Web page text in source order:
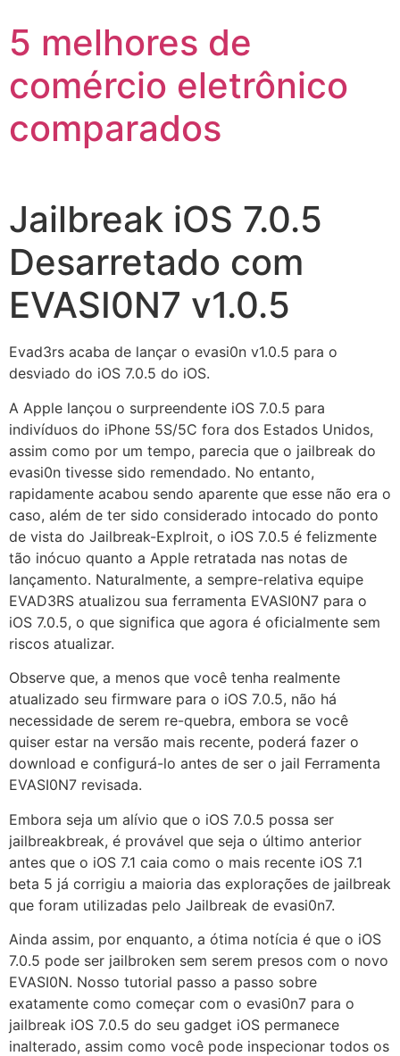
5 melhores de
comércio eletrônico
comparados
Jailbreak iOS 7.0.5
Desarretado com
EVASI0N7 v1.0.5
Evad3rs acaba de lançar o evasi0n v1.0.5 para o
desviado do iOS 7.0.5 do iOS.
A Apple lançou o surpreendente iOS 7.0.5 para
indivíduos do iPhone 5S/5C fora dos Estados Unidos,
assim como por um tempo, parecia que o jailbreak do
evasi0n tivesse sido remendado. No entanto,
rapidamente acabou sendo aparente que esse não era o
caso, além de ter sido considerado intocado do ponto
de vista do Jailbreak-Explroit, o iOS 7.0.5 é felizmente
tão inócuo quanto a Apple retratada nas notas de
lançamento. Naturalmente, a sempre-relativa equipe
EVAD3RS atualizou sua ferramenta EVASI0N7 para o
iOS 7.0.5, o que significa que agora é oficialmente sem
riscos atualizar.
Observe que, a menos que você tenha realmente
atualizado seu firmware para o iOS 7.0.5, não há
necessidade de serem re-quebra, embora se você
quiser estar na versão mais recente, poderá fazer o
download e configurá-lo antes de ser o jail Ferramenta
EVASI0N7 revisada.
Embora seja um alívio que o iOS 7.0.5 possa ser
jailbreakbreak, é provável que seja o último anterior
antes que o iOS 7.1 caia como o mais recente iOS 7.1
beta 5 já corrigiu a maioria das explorações de jailbreak
que foram utilizadas pelo Jailbreak de evasi0n7.
Ainda assim, por enquanto, a ótima notícia é que o iOS
7.0.5 pode ser jailbroken sem serem presos com o novo
EVASI0N. Nosso tutorial passo a passo sobre
exatamente como começar com o evasi0n7 para o
jailbreak iOS 7.0.5 do seu gadget iOS permanece
inalterado, assim como você pode inspecionar todos os